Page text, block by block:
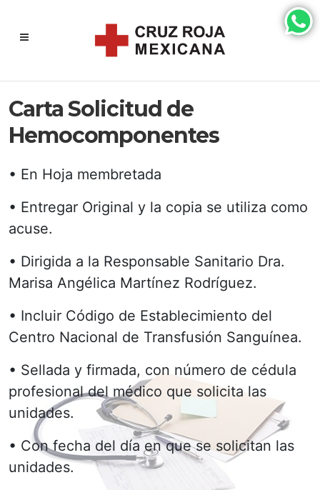
Carta Solicitud de
Hemocomponentes
• En Hoja membretada
• Entregar Original y la copia se utiliza como
acuse.
• Dirigida a la Responsable Sanitario Dra.
Marisa Angélica Martínez Rodríguez.
• Incluir Código de Establecimiento del
Centro Nacional de Transfusión Sanguínea.
• Sellada y firmada, con número de cédula
profesional del médico que solicita las
unidades.
• Con fecha del día en que se solicitan las
unidades.